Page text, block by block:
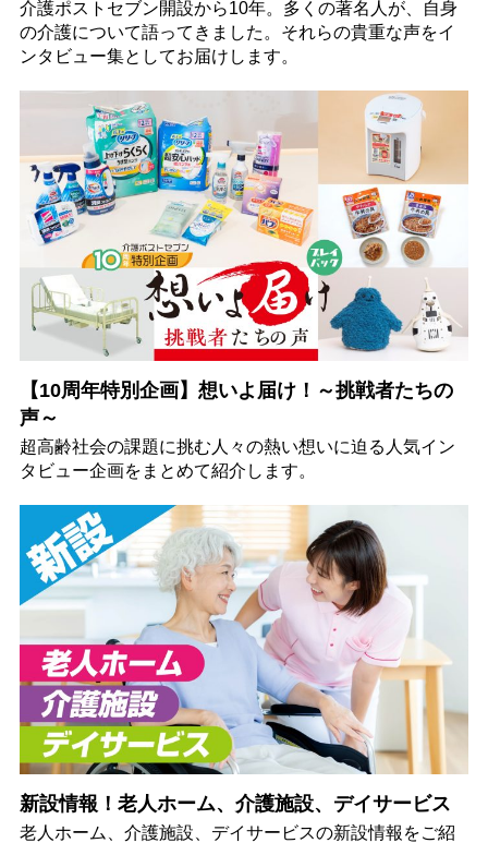
介護ポストセブン開設から10年。多くの著名人が、自身
の介護について語ってきました。それらの貴重な声をイ
ンタビュー集としてお届けします。
【10周年特別企画】想いよ届け！～挑戦者たちの
声～
超高齢社会の課題に挑む人々の熱い想いに迫る人気イン
タビュー企画をまとめて紹介します。
新設情報！老人ホーム、介護施設、デイサービス
老人ホーム、介護施設、デイサービスの新設情報をご紹